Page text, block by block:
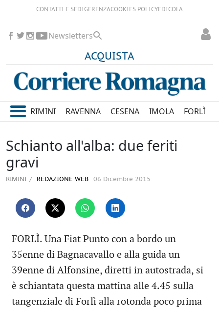
CONTATTI E SEDIGERENZACOOKIES POLICYEDICOLA
ACQUISTA
Newsletters
RIMINI RAVENNA CESENA IMOLA FORLÌ
Schianto all'alba: due feriti
gravi
RIMINI REDAZIONE WEB 06 Dicembre 2015
FORLÌ. Una Fiat Punto con a bordo un
35enne di Bagnacavallo e alla guida un
39enne di Alfonsine, diretti in autostrada, si
è schiantata questa mattina alle 4.45 sulla
tangenziale di Forlì alla rotonda poco prima